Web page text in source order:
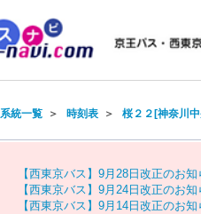
系統一覧＞ 時刻表＞ 桜２２[神奈川
【西東京バス 】 9月 28 日 改正のお知
【西東京バス 】 9月 24 日 改正のお知
【西東京バス 】 9月 14 日 改正のお知